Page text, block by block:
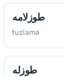
طوزلامه
tuzlama
طوزله